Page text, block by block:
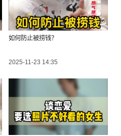
如何防止被捞钱？
2025-11-23 14:35